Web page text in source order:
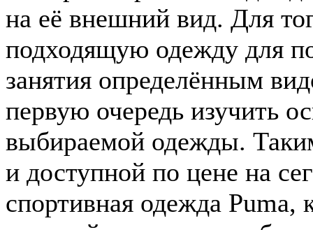
на её внешний вид. Для
подходящую одежду для
занятия определённым
первую очередь изучить
выбираемой одежды.
и доступной по цене на
спортивная одежда Puma,